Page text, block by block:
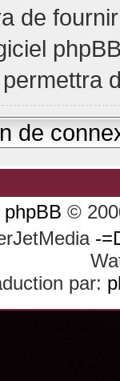
de
de
phpBB ©
-
par: